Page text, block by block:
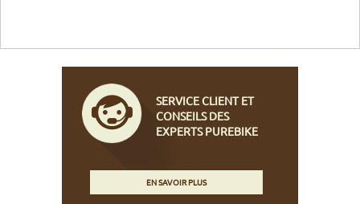
SERVICE CLIENT ET
CONSEILS DES
EXPERTS PUREBIKE
EN SAVOIR PLUS